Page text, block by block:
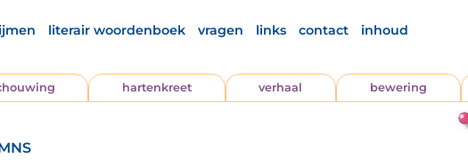
literair woordenboek vragen links contact inhoud
hartenkreet verhaal bewering